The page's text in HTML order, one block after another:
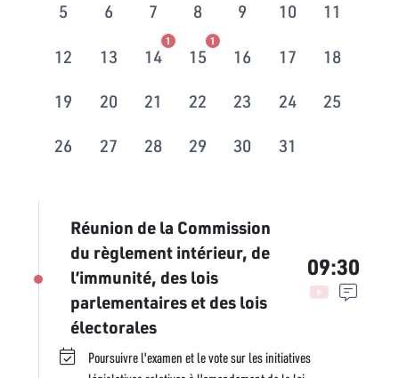
5 6 7 8 9 10 11
12 13 14
1
15
1
16 17 18
19 20 21 22 23 24 25
26 27 28 29 30 31
Réunion de la Commission
du règlement intérieur, de
l’immunité, des lois
parlementaires et des lois
électorales
09:30
Poursuivre l'examen et le vote sur les initiatives